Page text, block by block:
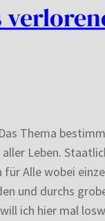
Thema
Leben.
Alle wobei
und durchs
ich hier mal